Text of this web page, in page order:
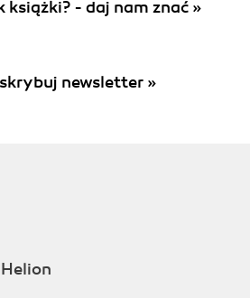
książki? - daj nam znać »
newsletter »